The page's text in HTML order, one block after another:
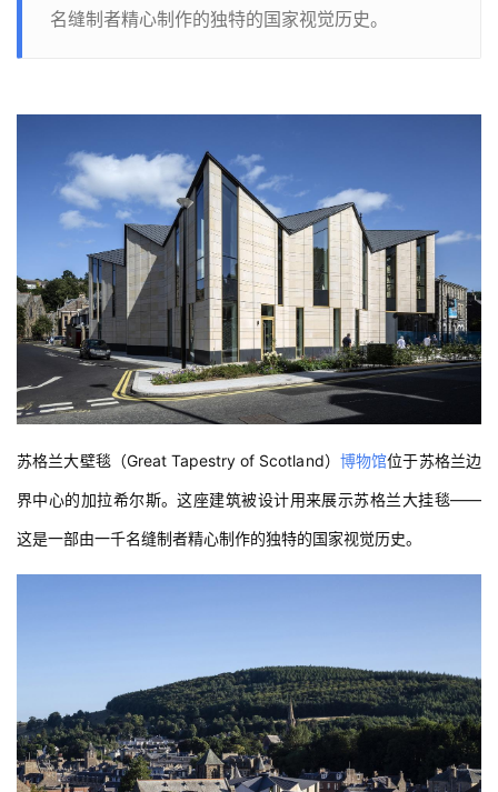
名缝制者精心制作的独特的国家视觉历史。
苏格兰大壁毯（Great Tapestry of Scotland） 博物馆位于苏格兰边
界中心的加拉希尔斯。这座建筑被设计用来展示苏格兰大挂毯——
这是一部由一千名缝制者精心制作的独特的国家视觉历史。